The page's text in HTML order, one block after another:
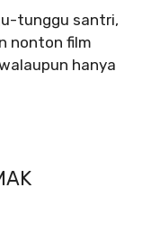
tunggu santri,
nonton film
hanya